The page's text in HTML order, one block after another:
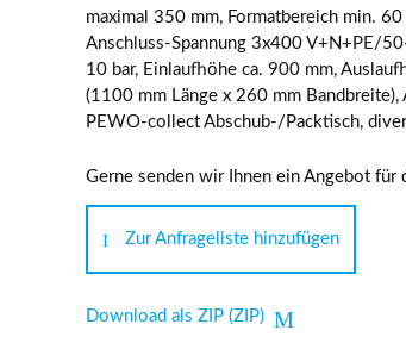
maximal 350 mm, Formatbereich min.
Anschluss-Spannung 3x400 V+N+PE/
10 bar, Einlaufhöhe ca. 900 mm,
(1100 mm Länge x 260 mm
PEWO-collect Abschub-/Packtisch,
Gerne senden wir Ihnen ein Angebot für
Zur Anfrageliste hinzufügen
Download als ZIP (ZIP)